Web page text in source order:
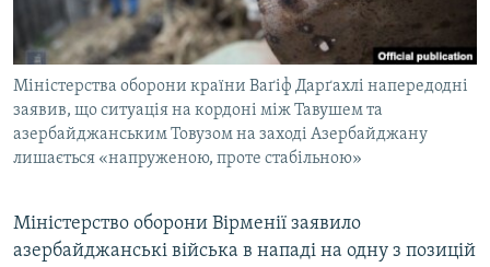
ПОДКАСТИ
КРИМ РЕАЛІЇ
РУС
УКР
ДОЛУЧАЙСЯ!
Міністерства оборони країни Ваґіф Дарґахлі напередодні
заявив, що ситуація на кордоні між Тавушем та
азербайджанським Товузом на заході Азербайджану
лишається «напруженою, проте стабільною»
Міністерство оборони Вірменії заявило
азербайджанські війська в нападі на одну з позицій